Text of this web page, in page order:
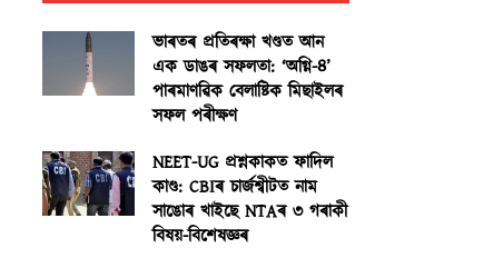
ভাৰতৰ প্ৰতিৰক্ষা খণ্ডত আন
এক ডাঙৰ সফলতা: ‘অগ্নি-৪’
পাৰমাণৱিক বেলাষ্টিক মিছাইলৰ
সফল পৰীক্ষণ
NEET-UG প্ৰশ্নকাকত ফাদিল
কাণ্ড: CBIৰ চাৰ্জশ্বীটত নাম
সাঙোৰ খাইছে NTAৰ ৩ গৰাকী
বিষয়-বিশেষজ্ঞৰ